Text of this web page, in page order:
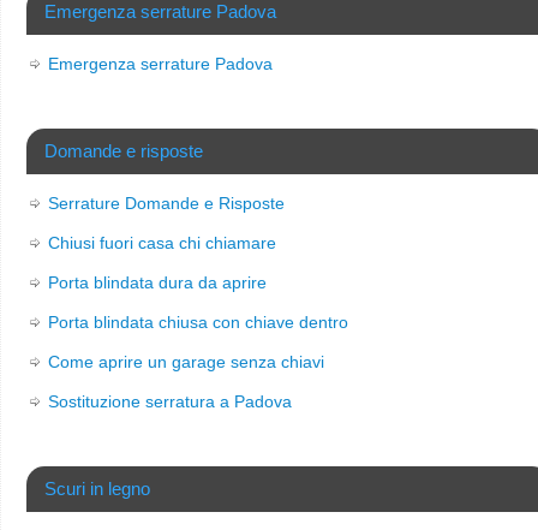
Emergenza serrature Padova
Emergenza serrature Padova
Domande e risposte
Serrature Domande e Risposte
Chiusi fuori casa chi chiamare
Porta blindata dura da aprire
Porta blindata chiusa con chiave dentro
Come aprire un garage senza chiavi
Sostituzione serratura a Padova
Scuri in legno